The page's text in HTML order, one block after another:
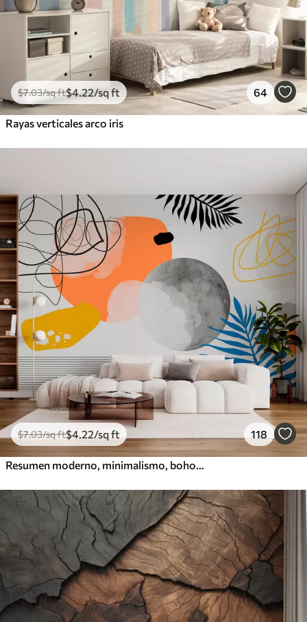
$7.03/sq ft$4.22/sq ft 64
Rayas verticales arco iris
$7.03/sq ft$4 .22/sq ft 118